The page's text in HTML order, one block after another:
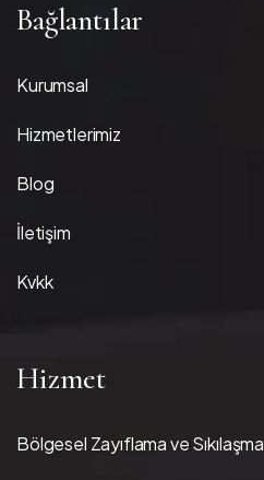
Bağlantılar
Kurumsal
Hizmetlerimiz
Blog
İletişim
Kvkk
Hizmet
Bölgesel Zayıflama ve Sıkılaşma